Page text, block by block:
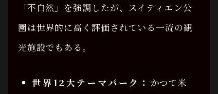
「不自然」を強調したが、スイティエン公
園は世界的に高く評価されている一流の観
光施設でもある。
世界12大テーマパーク： かつて米